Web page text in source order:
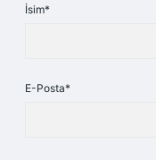
İsim*
E-Posta*